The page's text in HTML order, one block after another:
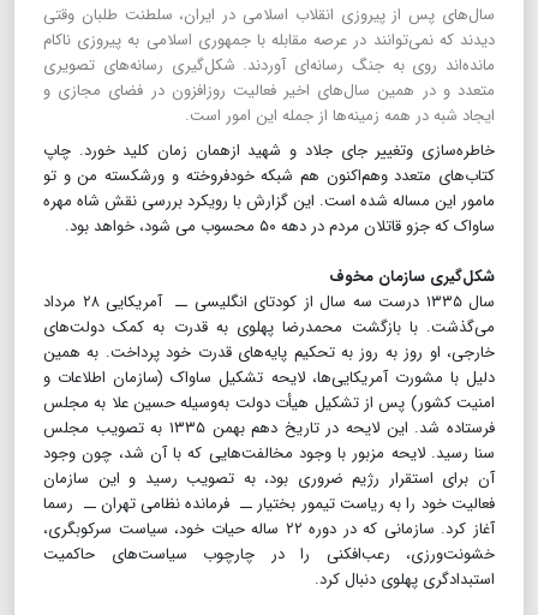
سال‌های پس از پیروزی انقلاب اسلامی در ایران، سلطنت طلبان وقتی
دیدند که نمی‌توانند در عرصه مقابله با جمهوری اسلامی به پیروزی ناکام
مانده‌اند روی به جنگ رسانه‌ای آوردند. شکل‌گیری رسانه‌های تصویری
متعدد و در همین سال‌های اخیر فعالیت روزافزون در فضای مجازی و
ایجاد شبه در همه زمینه‌ها از جمله این امور است.
خاطره‌سازی وتغییر جای جلاد و شهید ازهمان زمان کلید خورد. چاپ
کتاب‌های متعدد وهم‌اکنون هم شبکه خودفروخته و ورشکسته من و تو
مامور این مساله شده است. این گزارش با رویکرد بررسی نقش شاه مهره
ساواک که جزو قاتلان مردم در دهه ۵۰ محسوب می شود، خواهد بود.
شکل‌گیری سازمان مخوف
سال ۱۳۳۵ درست سه سال از کودتای انگلیسی ــ آمریکایی ۲۸ مرداد
می‌گذشت. با بازگشت محمدرضا پهلوی به قدرت به کمک دولت‌های
خارجی، او روز به روز به تحکیم پایه‌های قدرت خود پرداخت. به همین
دلیل با مشورت آمریکایی‌ها، لایحه تشکیل ساواک (سازمان اطلاعات و
امنیت کشور) پس از تشکیل هیأت دولت به‌وسیله حسین علا به مجلس
فرستاده شد. این لایحه در تاریخ دهم بهمن ۱۳۳۵ به تصویب مجلس
سنا رسید. لایحه مزبور با وجود مخالفت‌هایی که با آن شد، چون وجود
آن برای استقرار رژیم ضروری بود، به تصویب رسید و این سازمان
فعالیت خود را به ریاست تیمور بختیار ــ فرمانده نظامی تهران ــ رسما
آغاز کرد. سازمانی که در دوره ۲۲ ساله حیات خود، سیاست سرکوبگری،
خشونت‌ورزی، رعب‌افکنی را در چارچوب سیاست‌های حاکمیت
استبدادگری پهلوی دنبال کرد.